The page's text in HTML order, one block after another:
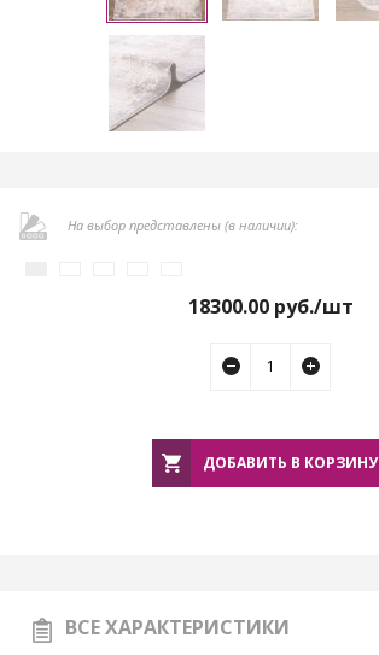
На выбор представлены (в наличии):
18300.00руб./шт
ДОБАВИТЬ В КОРЗИНУ
ВСЕ ХАРАКТЕРИСТИКИ